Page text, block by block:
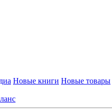
Новые книги Новые товары